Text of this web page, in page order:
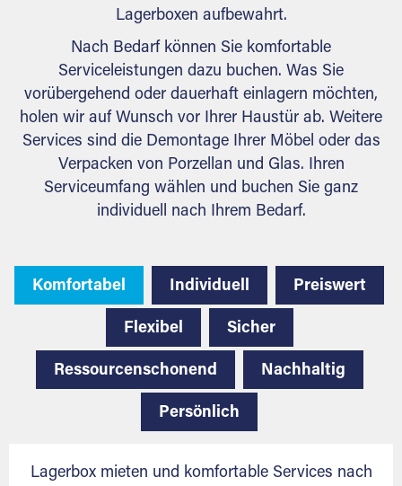
Lagerboxen aufbewahrt.
Nach Bedarf können Sie komfortable
Serviceleistungen dazu buchen. Was Sie
vorübergehend oder dauerhaft einlagern möchten,
holen wir auf Wunsch vor Ihrer Haustür ab. Weitere
Services sind die Demontage Ihrer Möbel oder das
Verpacken von Porzellan und Glas. Ihren
Serviceumfang wählen und buchen Sie ganz
individuell nach Ihrem Bedarf.
Komfortabel Individuell Preiswert
Flexibel Sicher
Ressourcenschonend Nachhaltig
Persönlich
Lagerbox mieten und komfortable Services nach